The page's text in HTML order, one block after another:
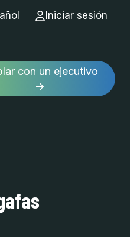
Show submenu for
Iniciar sesión
con un ejecutivo
→